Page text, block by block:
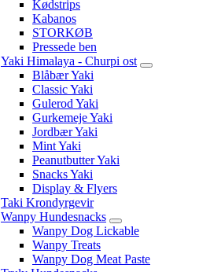
Kødstrips
Kabanos
STORKØB
Pressede ben
Yaki Himalaya - Churpi ost
Blåbær Yaki
Classic Yaki
Gulerod Yaki
Gurkemeje Yaki
Jordbær Yaki
Mint Yaki
Peanutbutter Yaki
Snacks Yaki
Display & Flyers
Taki Krondyrgevir
Wanpy Hundesnacks
Wanpy Dog Lickable
Wanpy Treats
Wanpy Dog Meat Paste